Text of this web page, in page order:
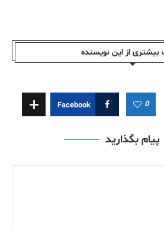
بیشتری از این نویسندە
0
Facebook
پیام بگذارید